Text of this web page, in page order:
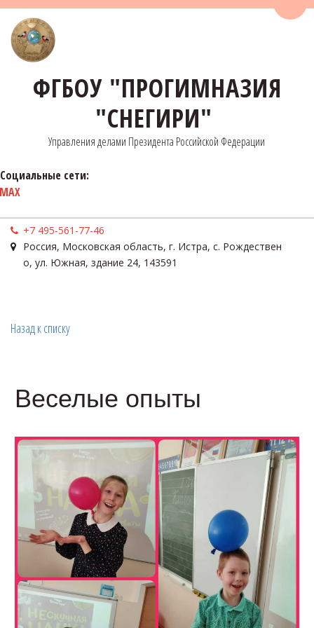
ФГБОУ "ПРОГИМНАЗИЯ
"СНЕГИРИ"
Управления делами Президента Российской Федерации
Социальные сети:
MAX
+7 495-561-77-46
Россия, Московская область, г. Истра, с. Рождествен
о, ул. Южная, здание 24, 143591
Назад к списку
Веселые опыты